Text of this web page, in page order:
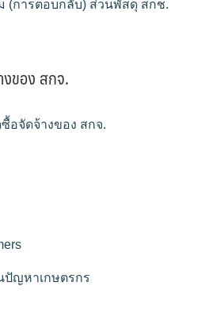
(การตอบกลับ) ส่วนพัสดุ สกช.
ของ สกจ.
อจัดจ้างของ สกจ.
ปัญหาเกษตรกร